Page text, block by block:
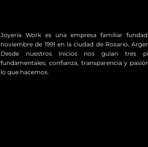
Joyería Work es una empresa familiar
noviembre de 1991 en la ciudad de Rosario,
Desde nuestros inicios nos guian tres
fundamentales; confianza, transparencia y
lo que hacemos.